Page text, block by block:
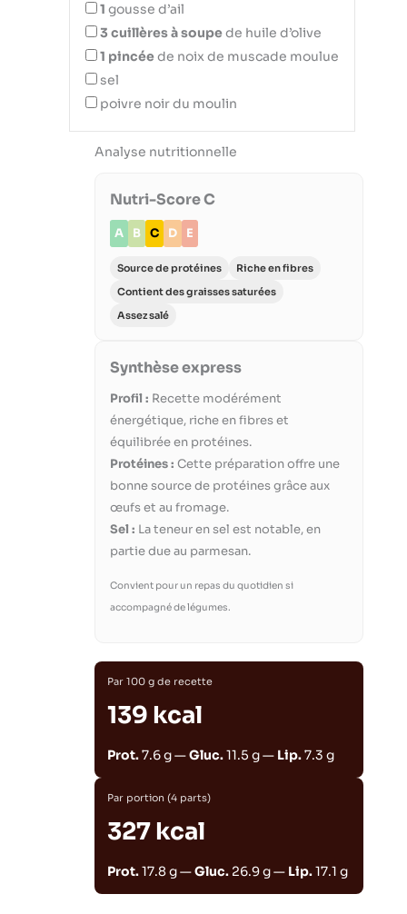
1 gousse d’ail
3 cuillères à soupede huile d’olive
1 pincéede noix de muscade moulue
sel
poivre noir du moulin
Analyse nutritionnelle
Nutri-Score C
A B C D E
Source de protéines
Riche en fibres
Contient des graisses saturées
Assez salé
Synthèse express
Profil : Recette modérément
énergétique, riche en fibres et
équilibrée en protéines.
Protéines : Cette préparation offre une
bonne source de protéines grâce aux
œufs et au fromage.
Sel : La teneur en sel est notable, en
partie due au parmesan.
Convient pour un repas du quotidien si
accompagné de légumes.
Par 100 g de recette
139 kcal
Prot.7.6 g —Gluc.11.5 g — Lip.7.3 g
Par portion (4 parts)
327 kcal
Prot.17.8 g —Gluc. 26.9 g — Lip.17.1 g